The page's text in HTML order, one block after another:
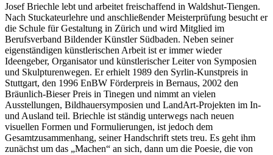
Josef Briechle lebt und arbeitet freischaffend in Waldshut-Tiengen.
Nach Stuckateurlehre und anschließender Meisterprüfung besucht er
die Schule für Gestaltung in Zürich und wird Mitglied im
Berufsverband Bildender Künstler Südbaden. Neben seiner
eigenständigen künstlerischen Arbeit ist er immer wieder
Ideengeber, Organisator und künstlerischer Leiter von Symposien
und Skulpturenwegen. Er erhielt 1989 den Syrlin-Kunstpreis in
Stuttgart, den 1996 EnBW Förderpreis in Bernaus, 2002 den
Bräunlich-Bieser Preis in Tinegen und nimmt an vielen
Ausstellungen, Bildhauersymposien und LandArt-Projekten im In-
und Ausland teil. Briechle ist ständig unterwegs nach neuen
visuellen Formen und Formulierungen, ist jedoch dem
Gesamtzusammenhang, seiner Handschrift stets treu. Es geht ihm
zunächst um das „Machen“ an sich, dann um die Poesie, die von